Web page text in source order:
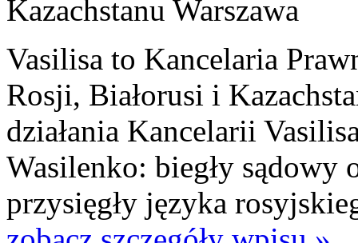
Vasilisa to Kancelaria
Rosji, Białorusi i
działania Kancelarii
Wasilenko: biegły sądowy
przysięgły języka